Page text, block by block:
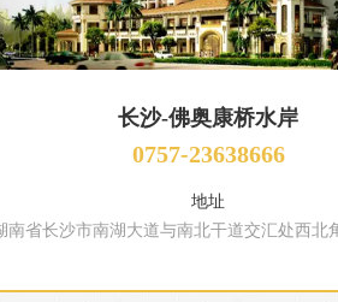
长沙-佛奥康桥水岸
0757-23638666
地址